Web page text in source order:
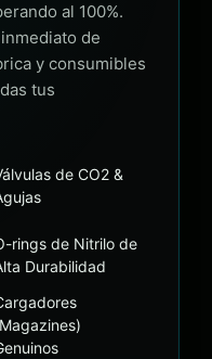
al 100%.
de
y consumibles
tus
de CO2 &
rings de Nitrilo de
Durabilidad